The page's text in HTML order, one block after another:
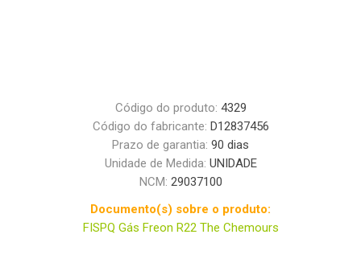
Código do produto: 4329
Código do fabricante: D12837456
Prazo de garantia: 90 dias
Unidade de Medida: UNIDADE
NCM: 29037100
Documento(s) sobre o produto:
FISPQ Gás Freon R22 The Chemours